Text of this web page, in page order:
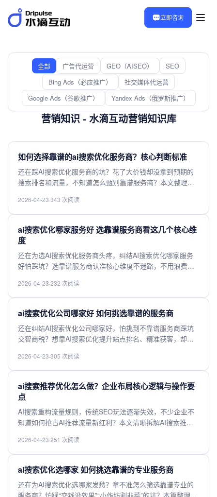
立即咨询
全部 广告代运营 GEO（AISEO）
SEO
Bing Ads（必应推广）
社交媒体代运营
Google Ads（谷歌推广）
Yandex Ads（俄罗斯推广）
营销知识 - 水滴互动营销知识库
如何选择靠谱的ai搜索优化服务商？核心判断标准
还在踩AI搜索优化服务商的坑？花了大价钱却没拿到预期的
搜索排名和流量，不知道怎么甄别靠谱服务商？本文整理了
力、行业匹配案例、效果交付机制、收费透明度多个维度帮
你甄别，帮你避开低价陷阱、无效交付坑，快速选出能真正
提升搜索排名、拉动获客转化的优质服务商，快来对照查
看。
2026-04-23·343 次阅读
ai搜索优化哪家服务好 选靠谱服务商看这几个核心维
度
还在为选AI搜索优化服务商头疼，纠结AI搜索优化哪家服务
好怕踩坑？选靠谱服务商认准核心维度不迷路，不用浪费时
适配服务商，不管是做品牌曝光还是引流转化都能贴合需
求，帮你少花冤枉钱，速进get选靠谱服务商的核心判断标
准。
2026-04-23·232 次阅读
ai搜索优化公司哪家好 如何挑选靠谱的服务商
还在纠结AI搜索优化公司哪家好，怕挑到不靠谱服务商踩坑
交智商税？想靠AI搜索优化提升站点排名、精准获客，却分
商的核心判断标准，从技术实力、落地案例、收费模式到售
后保障全梳理，帮你快速避坑选出高性价比适配服务商，速
进get实用挑选指南。
2026-04-23·305 次阅读
ai搜索推荐优化怎么做？企业布局核心逻辑与操作要
点
AI搜索重构流量规则，传统SEO玩法逐渐失效，不少企业不
知道如何抢占AI推荐流量新红利？本文清晰拆解AI搜索推荐
权重布局的全流程实操要点，帮你吃透AI流量规则，精准获
取目标用户，抢占搜索曝光新赛道，想拿可落地的实操方法
快进来查看。
2026-04-23·251 次阅读
ai搜索优化选哪家 如何挑选靠谱的专业服务商
还在为AI搜索优化选哪家发愁？拿不准怎么筛选靠谱专业的
服务商？怕踩“交钱没效果”“小作坊割韭菜”的坑？本篇整理了